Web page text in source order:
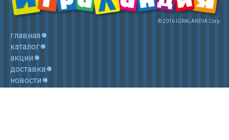
© 2016 IGRALANDIA Corp.
главная
каталог
акции
доставка
новости